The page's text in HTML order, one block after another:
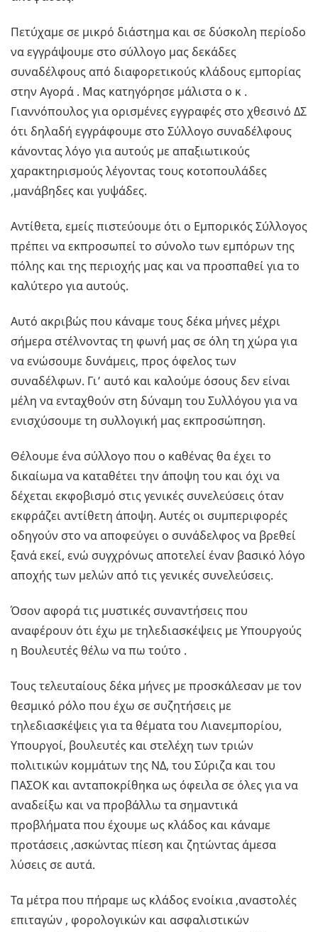
Πετύχαμε σε μικρό διάστημα και σε δύσκολη περίοδο
να εγγράψουμε στο σύλλογο μας δεκάδες
συναδέλφους από διαφορετικούς κλάδους εμπορίας
στην Αγορά . Μας κατηγόρησε μάλιστα ο κ .
Γιαννόπουλος για ορισμένες εγγραφές στο χθεσινό ΔΣ
ότι δηλαδή εγγράφουμε στο Σύλλογο συναδέλφους
κάνοντας λόγο για αυτούς με απαξιωτικούς
χαρακτηρισμούς λέγοντας τους κοτοπουλάδες
,μανάβηδες και γυψάδες.
Αντίθετα, εμείς πιστεύουμε ότι ο Εμπορικός Σύλλογος
πρέπει να εκπροσωπεί το σύνολο των εμπόρων της
πόλης και της περιοχής μας και να προσπαθεί για το
καλύτερο για αυτούς.
Αυτό ακριβώς που κάναμε τους δέκα μήνες μέχρι
σήμερα στέλνοντας τη φωνή μας σε όλη τη χώρα για
να ενώσουμε δυνάμεις, προς όφελος των
συναδέλφων. Γι’ αυτό και καλούμε όσους δεν είναι
μέλη να ενταχθούν στη δύναμη του Συλλόγου για να
ενισχύσουμε τη συλλογική μας εκπροσώπηση.
Θέλουμε ένα σύλλογο που ο καθένας θα έχει το
δικαίωμα να καταθέτει την άποψη του και όχι να
δέχεται εκφοβισμό στις γενικές συνελεύσεις όταν
εκφράζει αντίθετη άποψη. Αυτές οι συμπεριφορές
οδηγούν στο να αποφεύγει ο συνάδελφος να βρεθεί
ξανά εκεί, ενώ συγχρόνως αποτελεί έναν βασικό λόγο
αποχής των μελών από τις γενικές συνελεύσεις.
Όσον αφορά τις μυστικές συναντήσεις που
αναφέρουν ότι έχω με τηλεδιασκέψεις με Υπουργούς
η Βουλευτές θέλω να πω τούτο .
Τους τελευταίους δέκα μήνες με προσκάλεσαν με τον
θεσμικό ρόλο που έχω σε συζητήσεις με
τηλεδιασκέψεις για τα θέματα του Λιανεμπορίου,
Υπουργοί, βουλευτές και στελέχη των τριών
πολιτικών κομμάτων της ΝΔ, του Σύριζα και του
ΠΑΣΟΚ και ανταποκρίθηκα ως όφειλα σε όλες για να
αναδείξω και να προβάλλω τα σημαντικά
προβλήματα που έχουμε ως κλάδος και κάναμε
προτάσεις ,ασκώντας πίεση και ζητώντας άμεσα
λύσεις σε αυτά.
Τα μέτρα που πήραμε ως κλάδος ενοίκια ,αναστολές
επιταγών , φορολογικών και ασφαλιστικών